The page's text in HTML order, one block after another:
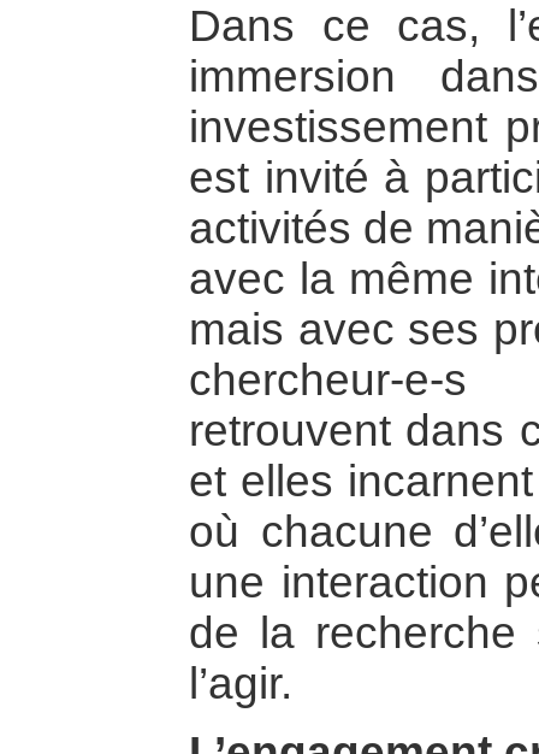
Dans ce cas,
immersion
investissement
est invité à
activités de
avec la même
mais avec ses
chercheur-
retrouvent dans
et elles
où chacune
une interaction
de la recherche
l’agir.